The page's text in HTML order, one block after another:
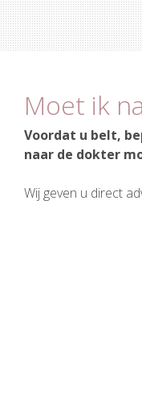
Moet ik
Voordat u belt,
naar de dokter
Wij geven u direct